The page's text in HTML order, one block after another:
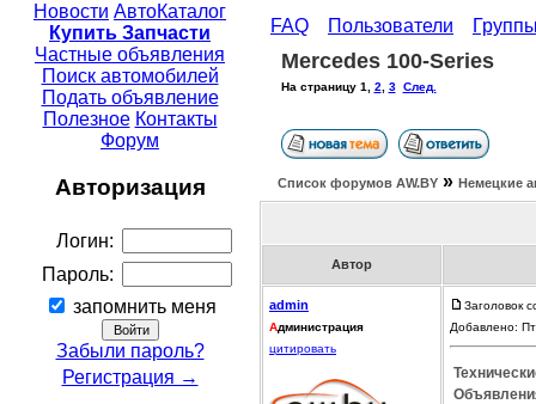
Новости АвтоКаталог
Купить Запчасти
Частные объявления
Поиск автомобилей
Подать объявление
Полезное Контакты
Форум
Авторизация
Логин:
Пароль:
запомнить меня
Забыли пароль?
Регистрация →
FAQ Пользователи
Mercedes 100-Series
На страницу 1 2 3 След.
Список форумов АW.BY » Немецкие
Автор
admin
Администрация
цитировать
Заголовок
Добавлено: